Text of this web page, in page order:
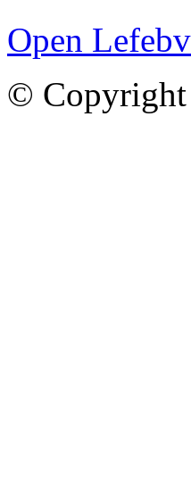
Open
© Copyright